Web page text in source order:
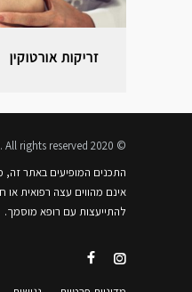
זריקות אורטוקין
© 2020
. All rights reserved.
התכנים המופיעים באתר
אינם מהווים עצה רפואית או
להתייעצות עם רופא מוסמך.